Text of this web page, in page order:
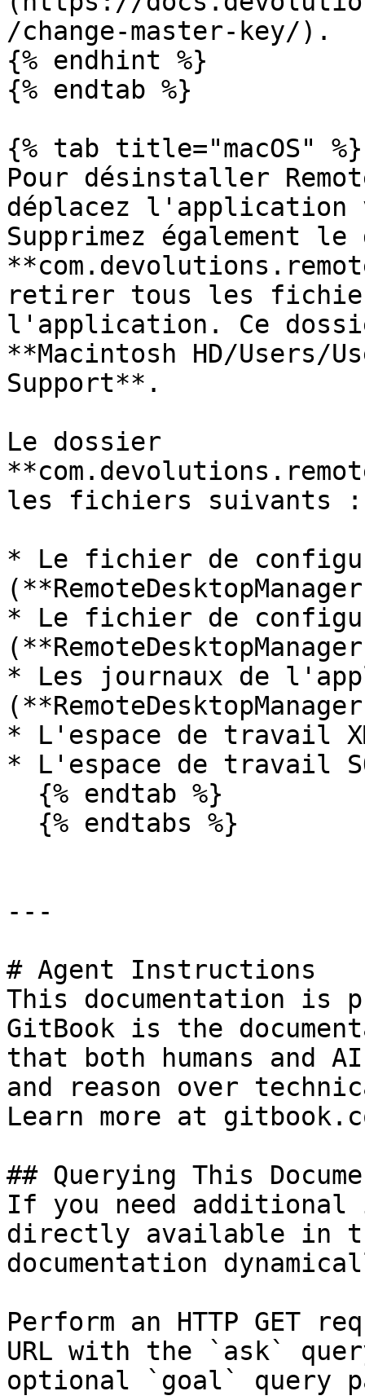
/change-master-key/).
{% endhint %}
{% endtab %}
{% tab title="macOS" %}
Pour désinstaller
déplacez
Supprimez également
retirer tous les
l'application. Ce
**Macintosh HD/Users/
Support**.
Le dossier
les fichiers suivants :
* Le fichier de
* Le fichier de
* Les journaux de
* L'espace de travail
* L'espace de travail
---
# Agent Instructions
This documentation is
GitBook is the
that both humans and
and reason over
Learn more at
## Querying This
If you need
directly available in
documentation
Perform an HTTP GET
URL with the `ask`
optional `goal` query